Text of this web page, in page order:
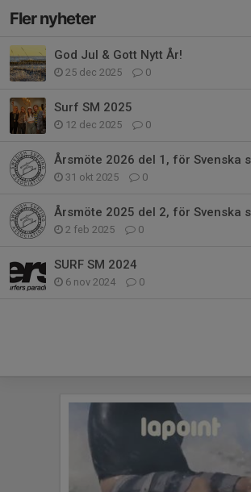
Fler nyheter
God Jul & Gott Nytt År!
25 dec 2025 0
Surf SM 2025
12 dec 2025 0
31 okt 2025 0
2 feb 2025 0
SURF SM 2024
6 nov 2024 0